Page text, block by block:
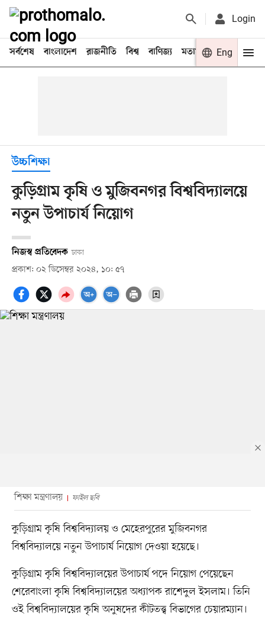
Login
সর্বশেষ বাংলাদেশ রাজনীতি বিশ্ব বাণিজ্য মতামত খেলা
Eng
উচ্চশিক্ষা
কুড়িগ্রাম কৃষি ও মুজিবনগর বিশ্ববিদ্যালয়ে
নতুন উপাচার্য নিয়োগ
নিজস্ব প্রতিবেদক ঢাকা
প্রকাশ: ০২ ডিসেম্বর ২০২৪, ১০: ৫৭
শিক্ষা মন্ত্রণালয় ফাইল ছবি
কুড়িগ্রাম কৃষি বিশ্ববিদ্যালয় ও মেহেরপুরের মুজিবনগর
বিশ্ববিদ্যালয়ে নতুন উপাচার্য নিয়োগ দেওয়া হয়েছে।
কুড়িগ্রাম কৃষি বিশ্ববিদ্যালয়ের উপাচার্য পদে নিয়োগ পেয়েছেন
শেরেবাংলা কৃষি বিশ্ববিদ্যালয়ের অধ্যাপক রাশেদুল ইসলাম। তিনি
ওই বিশ্ববিদ্যালয়ের কৃষি অনুষদের কীটতত্ত্ব বিভাগের চেয়ারম্যান।